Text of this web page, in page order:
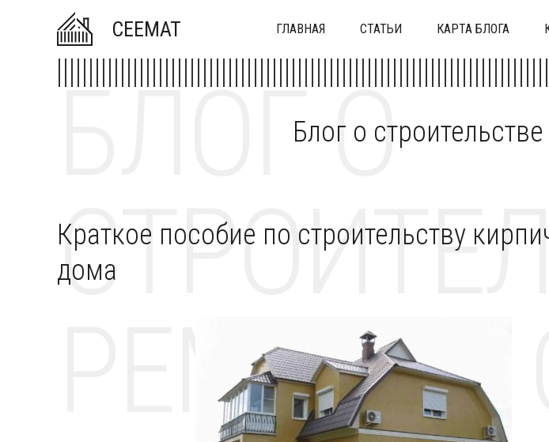
CEEMAT ГЛАВНАЯ СТАТЬИ КАРТА БЛОГА
Блог о
БЛОГ О
РЕМОНТЕ
Краткое пособие по строительству
дома